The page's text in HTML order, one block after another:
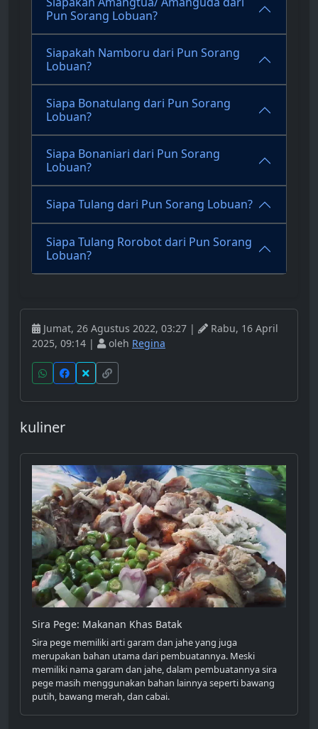
Pun Sorang Lobuan?
Siapakah Namboru dari Pun Sorang
Lobuan?
Siapa Bonatulang dari Pun Sorang
Lobuan?
Siapa Bonaniari dari Pun Sorang
Lobuan?
Siapa Tulang dari Pun Sorang Lobuan?
Siapa Tulang Rorobot dari Pun Sorang
Lobuan?
Jumat, 26 Agustus 2022, 03:27 |
Rabu, 16 April
2025, 09:14 |
oleh Regina
kuliner
Sira Pege: Makanan Khas Batak
Sira pege memiliki arti garam dan jahe yang juga
merupakan bahan utama dari pembuatannya. Meski
memiliki nama garam dan jahe, dalam pembuatannya sira
pege masih menggunakan bahan lainnya seperti bawang
putih, bawang merah, dan cabai.